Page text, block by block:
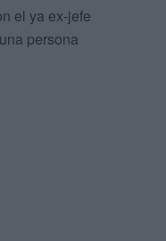
el ya ex-jefe
persona